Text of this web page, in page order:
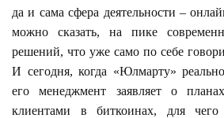
да и сама сфера деятельности –
можно сказать, на пике
решений, что уже само по себе
И сегодня, когда «Юлмарту»
его менеджмент заявляет о
клиентами в биткоинах, для